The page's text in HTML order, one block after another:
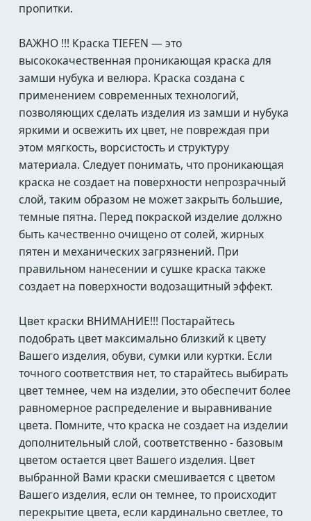
пропитки.
ВАЖНО !!! Краска TIEFEN — это
высококачественная проникающая краска для
замши нубука и велюра. Краска создана с
применением современных технологий,
позволяющих сделать изделия из замши и нубука
яркими и освежить их цвет, не повреждая при
этом мягкость, ворсистость и структуру
материала. Следует понимать, что проникающая
краска не создает на поверхности непрозрачный
слой, таким образом не может закрыть большие,
темные пятна. Перед покраской изделие должно
быть качественно очищено от солей, жирных
пятен и механических загрязнений. При
правильном нанесении и сушке краска также
создает на поверхности водозащитный эффект.
Цвет краски ВНИМАНИЕ!!! Постарайтесь
подобрать цвет максимально близкий к цвету
Вашего изделия, обуви, сумки или куртки. Если
точного соответствия нет, то старайтесь выбирать
цвет темнее, чем на изделии, это обеспечит более
равномерное распределение и выравнивание
цвета. Помните, что краска не создает на изделии
дополнительный слой, соответственно - базовым
цветом остается цвет Вашего изделия. Цвет
выбранной Вами краски смешивается с цветом
Вашего изделия, если он темнее, то происходит
перекрытие цвета, если кардинально светлее, то